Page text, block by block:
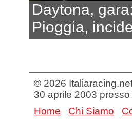
Daytona,
Pioggia,
© 2026
30 aprile 2003
Home
Chi Siamo